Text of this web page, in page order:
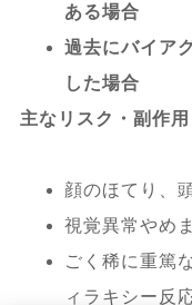
ある場合
過去にバイア
した場合
主なリスク・副作用
顔のほてり、
視覚異常やめ
ごく稀に重篤
ィラキシー反